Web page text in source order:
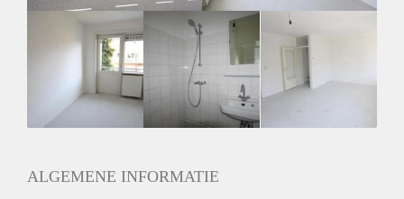
ALGEMENE INFORMATIE